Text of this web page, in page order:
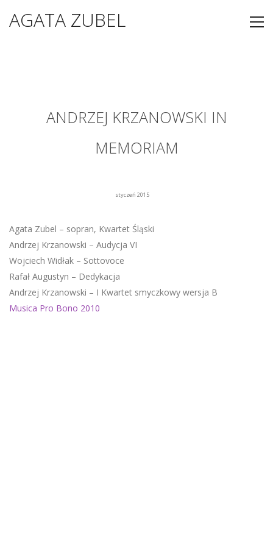
AGATA ZUBEL
ANDRZEJ KRZANOWSKI IN
MEMORIAM
styczeń 2015
Agata Zubel – sopran, Kwartet Śląski
Andrzej Krzanowski – Audycja VI
Wojciech Widłak – Sottovoce
Rafał Augustyn – Dedykacja
Andrzej Krzanowski – I Kwartet smyczkowy wersja B
Musica Pro Bono 2010